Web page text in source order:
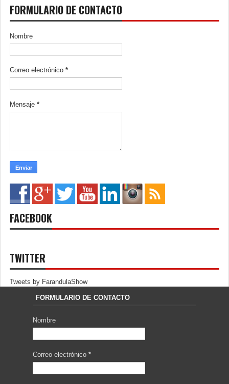
FORMULARIO DE CONTACTO
Nombre
Correo electrónico *
Mensaje *
FACEBOOK
TWITTER
Tweets by FarandulaShow
FORMULARIO DE CONTACTO
Nombre
Correo electrónico *